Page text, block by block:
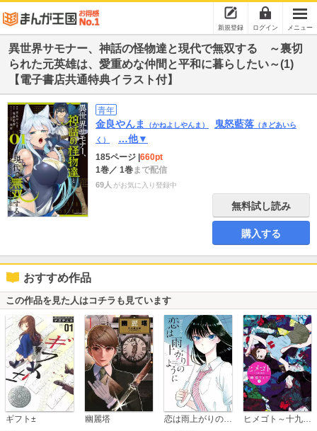
新規登録 ログイン メニュー
異世界サモナー、神話の怪物達と現代で無双する ～裏切
られた元英雄は、愛重めな仲間と平和に暮らしたい～(1)
【電子書店共通特典イラスト付】
青年
金良やんま （かねよしやんま） 鬼怒藍落 （きどあいら
く）
…他▼
185ページ 660pt
1巻／ 1巻まで配信
69人 がお気に入り登録中
無料試し読み
購入する
おすすめ作品
この作品を見た人はコチラも見ています
ギフト± 幽麗塔 恋は雨上がりのように ヒメゴト～十九歳の制服～